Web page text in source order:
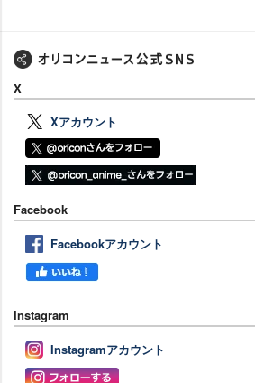
X
Xアカウント
Facebook
Facebookアカウント
Instagram
Instagramアカウント